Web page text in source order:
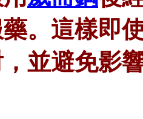
。這樣即
並避免影